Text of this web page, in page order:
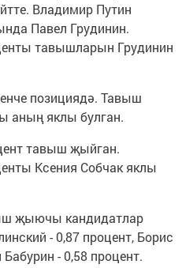
Владимир Путин
Павел Грудинин.
тавышларын Грудинин
позициядә. Тавыш
аның яклы булган.
тавыш җыйган.
Ксения Собчак яклы
җыючы кандидатлар
- 0,87 процент, Борис
Бабурин - 0,58 процент.